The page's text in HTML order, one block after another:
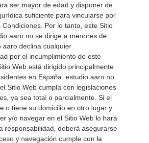
ser mayor de edad y disponer de
suficiente para vincularse por
Condiciones. Por lo tanto, este Sitio
aaro no se dirige a menores de
aaro declina cualquier
por el incumplimiento de este
Web está dirigido principalmente
en España. estudio aaro no
Sitio Web cumpla con legislaciones
ya sea total o parcialmente. Si el
o tiene su domicilio en otro lugar y
y/o navegar en el Sitio Web lo hará
responsabilidad, deberá asegurarse
y navegación cumple con la